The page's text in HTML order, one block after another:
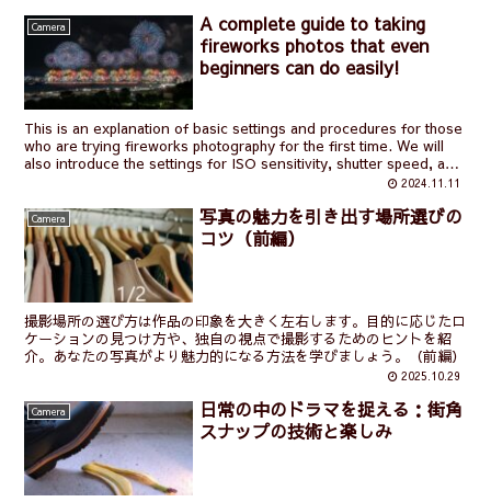
Camera
A complete guide to taking
fireworks photos that even
beginners can do easily!
This is an explanation of basic settings and procedures for those
who are trying fireworks photography for the first time. We will
also introduce the settings for ISO sensitivity, shutter speed, and
F-stop, as well as examples of mistakes, so you can take2024.11.11
Camera
写真の魅力を引き出す場所選びの
コツ（前編）
撮影場所の選び方は作品の印象を大きく左右します。目的に応じたロ
ケーションの見つけ方や、独自の視点で撮影するためのヒントを紹
介。あなたの写真がより魅力的になる方法を学びましょう。（前編）
2025.10.29
Camera
日常の中のドラマを捉える：街角
スナップの技術と楽しみ